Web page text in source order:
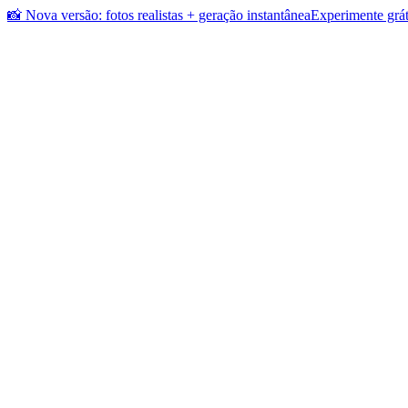
📸 Nova versão: fotos realistas + geração instantâneaExperimente